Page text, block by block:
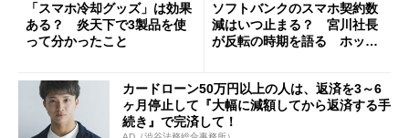
「スマホ冷却グッズ」は効果
ある？ 炎天下で3製品を使
って分かったこと
ソフトバンクのスマホ契約数
減はいつ止まる？ 宮川社長
が反転の時期を語る ホッピ
カードローン50万円以上の人は、返済を3～6
ヶ月停止して『大幅に減額してから返済する手
続き』で完済して！